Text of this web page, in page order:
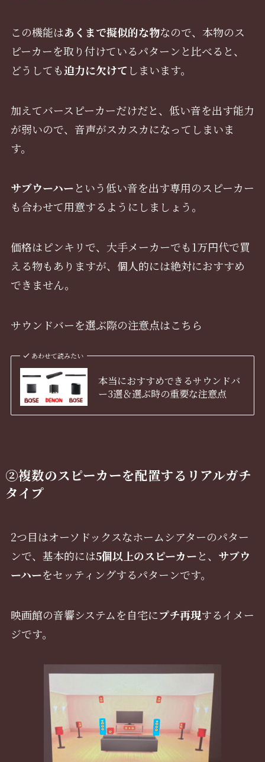
この機能はあくまで擬似的な物なので、本物のス
ピーカーを取り付けているパターンと比べると、
どうしても迫力に欠けてしまいます。
加えてバースピーカーだけだと、低い音を出す能力
が弱いので、音声がスカスカになってしまいま
す。
サブウーハーという低い音を出す専用のスピーカー
も合わせて用意するようにしましょう。
価格はピンキリで、大手メーカーでも1万円代で買
える物もありますが、個人的には絶対におすすめ
できません。
サウンドバーを選ぶ際の注意点はこちら
あわせて読みたい
本当におすすめできるサウンドバ
ー3選＆選ぶ時の重要な注意点
②複数のスピーカーを配置するリアルガチ
タイプ
2つ目はオーソドックスなホームシアターのパター
ンで、基本的には5個以上のスピーカーと、 サブウ
ーハーをセッティングするパターンです。
映画館の音響システムを自宅にプチ再現するイメー
ジです。